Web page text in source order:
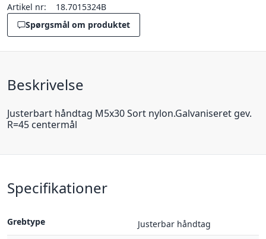
Artikel nr:
18.7015324B
Spørgsmål om produktet
Beskrivelse
Justerbart håndtag M5x30 Sort nylon.Galvaniseret gev.
R=45 centermål
Specifikationer
Grebtype
Justerbar håndtag